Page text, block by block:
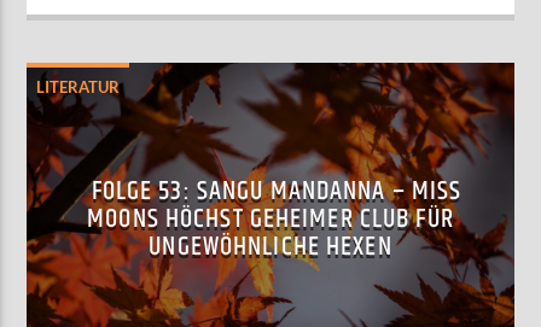
LITERATUR
FOLGE 53: SANGU MANDANNA – MISS
MOONS HÖCHST GEHEIMER CLUB FÜR
UNGEWÖHNLICHE HEXEN